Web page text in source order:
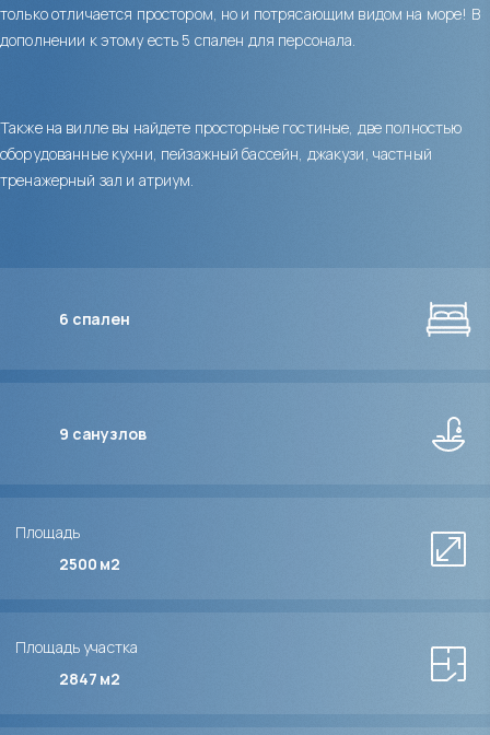
только отличается простором, но и потрясающим видом на море! В
дополнении к этому есть 5 спален для персонала.
Также на вилле вы найдете просторные гостиные, две полностью
оборудованные кухни, пейзажный бассейн, джакузи, частный
тренажерный зал и атриум.
6 спален
9 санузлов
Площадь
2500 м2
Площадь участка
2847 м2